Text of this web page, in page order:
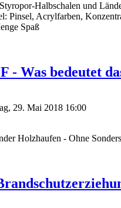
Halbschalen und
Pinsel, Acrylfarben,
Spaß
- Was bedeutet
29. Mai 2018 16:00
Holzhaufen - Ohne